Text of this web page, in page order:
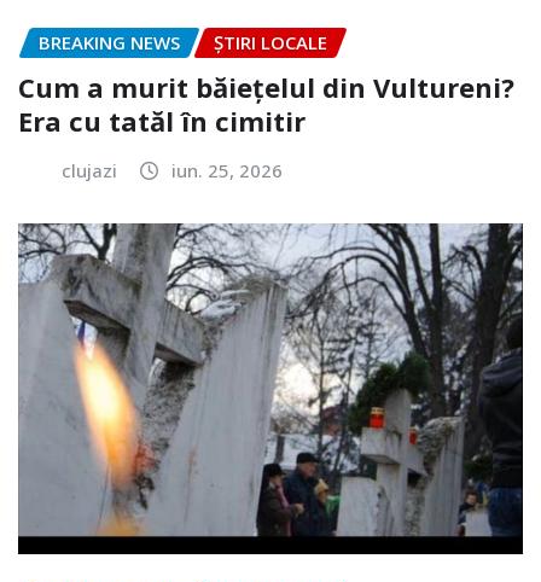
BREAKING NEWS ȘTIRI LOCALE
Cum a murit băiețelul din Vultureni?
Era cu tatăl în cimitir
clujazi iun. 25, 2026